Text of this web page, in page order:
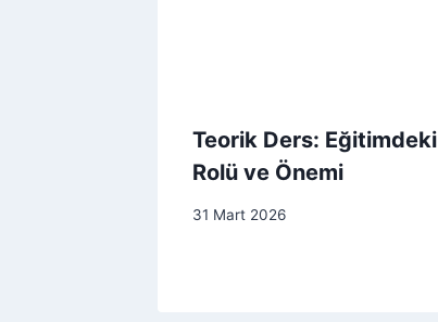
Teorik Ders: Eğitimdeki
Rolü ve Önemi
31 Mart 2026